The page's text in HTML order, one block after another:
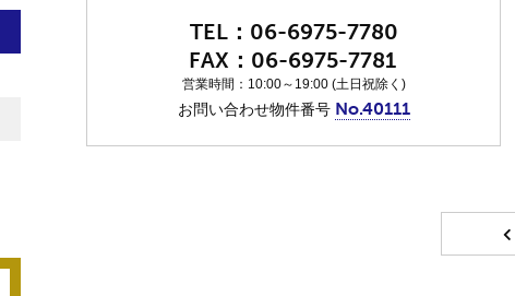
06-6975-7780
06-6975-7781
営業時間：10:00～19:00 (土日祝除く)
お問い合わせ物件番号 No.40111